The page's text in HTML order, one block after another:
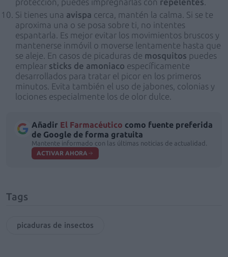
Si tienes una avispa cerca, mantén la calma. Si se te
aproxima una o se posa sobre ti, no intentes
espantarla. Es mejor evitar los movimientos bruscos y
mantenerse inmóvil o moverse lentamente hasta que
se aleje. En casos de picaduras de mosquitos puedes
emplear sticks de amoniaco específicamente
desarrollados para tratar el picor en los primeros
minutos. Evita también el uso de jabones, colonias y
lociones especialmente los de olor dulce.
Añadir El Farmacéutico como fuente preferida
de Google de forma gratuita
Mantente informado con las últimas noticias de actualidad.
ACTIVAR AHORA
Tags
picaduras de insectos